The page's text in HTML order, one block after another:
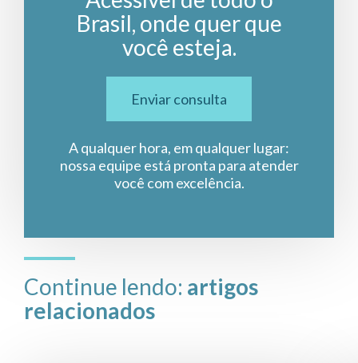
Brasil, onde quer que
você esteja.
Enviar consulta
A qualquer hora, em qualquer lugar:
nossa equipe está pronta para atender
você com excelência.
Continue lendo: artigos
relacionados